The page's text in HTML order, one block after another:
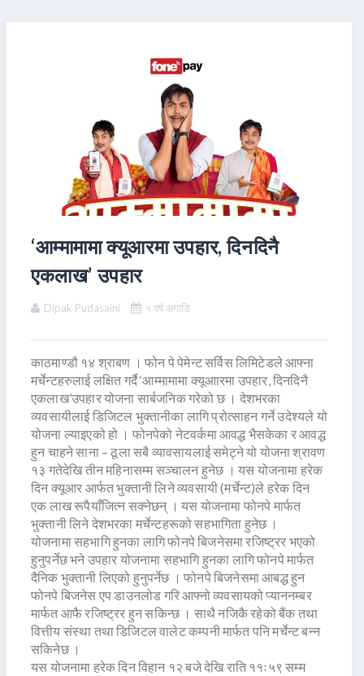
‘आम्मामामा क्यूआरमा उपहार, दिनदिनै
एकलाख’ उपहार
Dipak Pudasaini ५ वर्ष अगाडि
काठमाण्डौ १४ श्राबण । फोन पे पेमेन्ट सर्विस लिमिटेडले आफ्ना
मर्चेन्टहरुलाई लक्षित गर्दै ‘आम्मामामा क्यूआारमा उपहार, दिनदिनै
एकलाख’उपहार योजना सार्बजनिक गरेको छ । देशभरका
व्यवसायीलाई डिजिटल भुक्तानीका लागि प्रोत्साहन गर्ने उदेश्यले यो
योजना ल्याइएको हो । फोनपेको नेटवर्कमा आवद्ध भैसकेका र आवद्ध
हुन चाहने साना – ठूला सबै व्यावसायलाई समेट्ने यो योजना श्रावण
१३ गतेदेखि तीन महिनासम्म सञ्चालन हुनेछ । यस योजनामा हरेक
दिन क्यूआर आर्फत भुक्तानी लिने व्यवसायी (मर्चेन्ट)ले हरेक दिन
एक लाख रूपैयाँजित्न सक्नेछन् । यस योजनामा फोनपे मार्फत
भुक्तानी लिने देशभरका मर्चेन्टहरूको सहभागिता हुनेछ ।
योजनामा सहभागि हुनका लागि फोनपे बिजनेसमा रजिष्ट्रर भएको
हुनुपर्नेछ भने उपहार योजनामा सहभागि हुनका लागि फोनपे मार्फत
दैनिक भुक्तानी लिएको हुनुपर्नेछ । फोनपे बिजनेसमा आबद्ध हुन
फोनपे बिजनेस एप डाउनलोड गरि आफ्नो व्यवसायको प्याननम्बर
मार्फत आफै रजिष्ट्रर हुन सकिन्छ । साथै नजिकै रहेको बैंक तथा
वित्तीय संस्था तथा डिजिटल वालेट कम्पनी मार्फत पनि मर्चेन्ट बन्न
सकिनेछ ।
यस योजनामा हरेक दिन विहान १२ बजे देखि राति ११ः५९ सम्म